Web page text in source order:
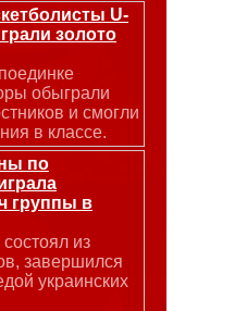
U-
золото
обыграли
и смогли
в классе.
по
группы в
из
завершился
украинских